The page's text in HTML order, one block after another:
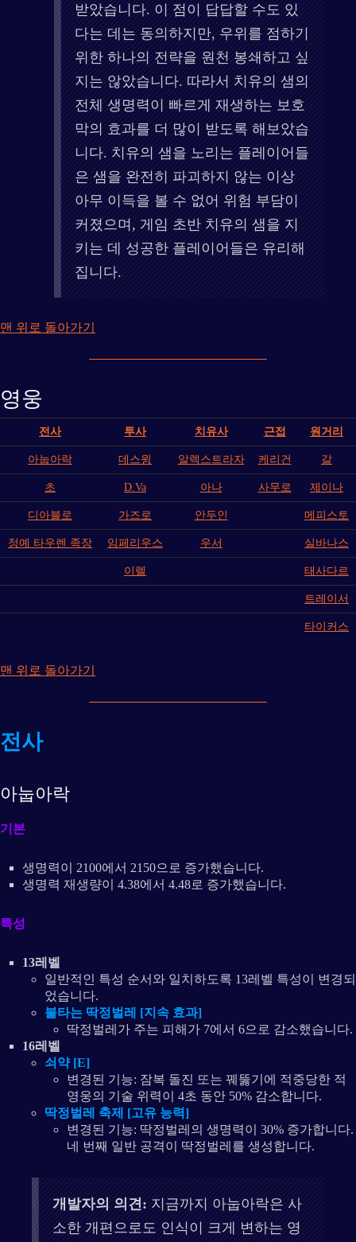
받았습니다. 이 점이 답답할 수도 있
다는 데는 동의하지만, 우위를 점하기
위한 하나의 전략을 원천 봉쇄하고 싶
지는 않았습니다. 따라서 치유의 샘의
전체 생명력이 빠르게 재생하는 보호
막의 효과를 더 많이 받도록 해보았습
니다. 치유의 샘을 노리는 플레이어들
은 샘을 완전히 파괴하지 않는 이상
아무 이득을 볼 수 없어 위험 부담이
커졌으며, 게임 초반 치유의 샘을 지
키는 데 성공한 플레이어들은 유리해
집니다.
맨 위로 돌아가기
영웅
전사 투사 치유사 근접 원거리
아눕아락 데스윙 알렉스트라자 케리건 갈
초 D.Va 아나 사무로 제이나
디아블로 가즈로 안두인 메피스토
정예 타우렌 족장 임페리우스 우서 실바나스
이렐 태사다르
트레이서
타이커스
맨 위로 돌아가기
전사
아눕아락
기본
생명력이 2100에서 2150으로 증가했습니다.
생명력 재생량이 4.38에서 4.48로 증가했습니다.
특성
13레벨
일반적인 특성 순서와 일치하도록 13레벨 특성이 변경되
었습니다.
불타는 딱정벌레 [지속 효과]
딱정벌레가 주는 피해가 7에서 6으로 감소했습니다.
16레벨
쇠약 [E]
변경된 기능: 잠복 돌진 또는 꿰뚫기에 적중당한 적
영웅의 기술 위력이 4초 동안 50% 감소합니다.
딱정벌레 축제 [고유 능력]
변경된 기능: 딱정벌레의 생명력이 30% 증가합니다.
네 번째 일반 공격이 딱정벌레를 생성합니다.
개발자의 의견: 지금까지 아눕아락은 사
소한 개편으로도 인식이 크게 변하는 영